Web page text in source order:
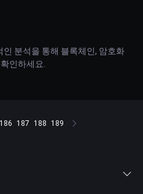
분석을 통해 블록체인, 암호화
인하세요.
186 187 188 189